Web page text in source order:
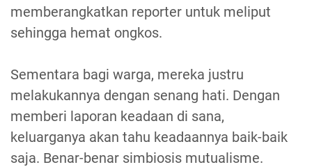
memberangkatkan reporter untuk meliput
sehingga hemat ongkos.
Sementara bagi warga, mereka justru
melakukannya dengan senang hati. Dengan
memberi laporan keadaan di sana,
keluarganya akan tahu keadaannya baik-baik
saja. Benar-benar simbiosis mutualisme.